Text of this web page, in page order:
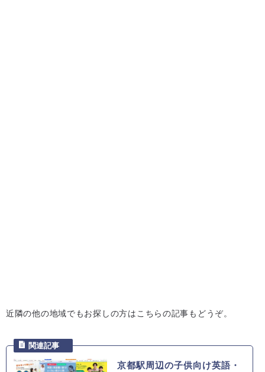
近隣の他の地域でもお探しの方はこちらの記事もどうぞ。
京都駅周辺の子供向け英語・